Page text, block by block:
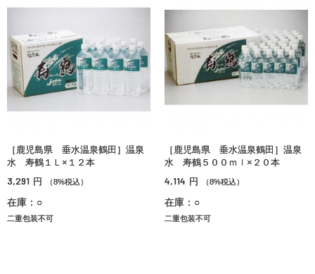
［鹿児島県 垂水温泉鶴田］温泉
水 寿鶴１Ｌ×１２本
3,291 円 （8%税込）
在庫：○
二重包装不可
［鹿児島県 垂水温泉鶴田］温泉
水 寿鶴５００ｍｌ×２０本
4,114 円 （8%税込）
在庫：○
二重包装不可